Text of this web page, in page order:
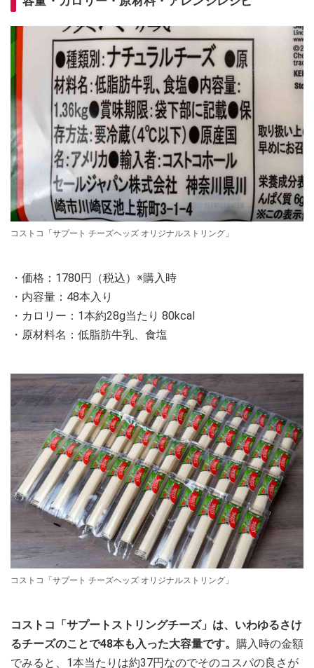
コストコ「サプート チーズヘッズ オリジナルストリング」
・価格：1780円（税込）※購入時
・内容量：48本入り
・カロリー：1本約28g当たり 80kcal
・原材料名：低脂肪牛乳、食塩
コストコ「サプート チーズヘッズ オリジナルストリング」
コストコ「サプートストリングチーズ」は、いわゆるさけ
るチーズのことで48本も入った大容量です。 購入時の金額
でみると、1本当たりは約37円なのでそのコスパの良さが